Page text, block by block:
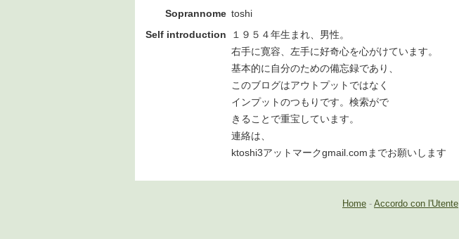
Soprannome toshi
Self introduction
１９５４年生まれ、男性。
右手に寛容、左手に好奇心を心がけています。
基本的に自分のための備忘録であり、
このブログはアウトプットではなく
インプットのつもりです。検索がで
きることで重宝しています。
連絡は、
ktoshi3アットマークgmail.comまでお願いします
Home - Accordo con l'Utente